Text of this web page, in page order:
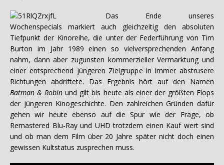
Das Ende unseres
Wochenspecials markiert auch gleichzeitig den absoluten
Tiefpunkt der Kinoreihe, die unter der Federführung von Tim
Burton im Jahr 1989 einen so vielversprechenden Anfang
nahm, dann aber zugunsten kommerzieller Vermarktung und
einer entsprechend jüngeren Zielgruppe in immer abstrusere
Richtungen abdriftete. Das Ergebnis hört auf den Namen
Batman & Robinund gilt bis heute als einer der größten Flops
der jüngeren Kinogeschichte. Den zahlreichen Gründen dafür
gehen wir heute ebenso auf die Spur wie der Frage, ob
Remastered Blu-Ray und UHD trotzdem einen Kauf wert sind
und ob man dem Film über 20 Jahre später nicht doch einen
gewissen Kultstatus zusprechen muss.